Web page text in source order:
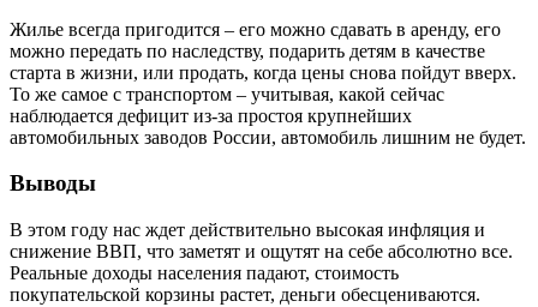
Жилье всегда пригодится – его можно сдавать в аренду, его
можно передать по наследству, подарить детям в качестве
старта в жизни, или продать, когда цены снова пойдут вверх.
То же самое с транспортом – учитывая, какой сейчас
наблюдается дефицит из-за простоя крупнейших
автомобильных заводов России, автомобиль лишним не будет.
Выводы
В этом году нас ждет действительно высокая инфляция и
снижение ВВП, что заметят и ощутят на себе абсолютно все.
Реальные доходы населения падают, стоимость
покупательской корзины растет, деньги обесцениваются.